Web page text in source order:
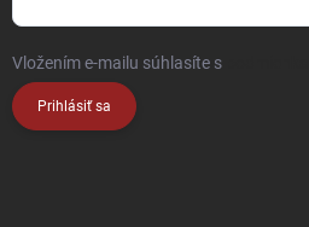
Vložením e-mailu súhlasíte s
Prihlásiť sa